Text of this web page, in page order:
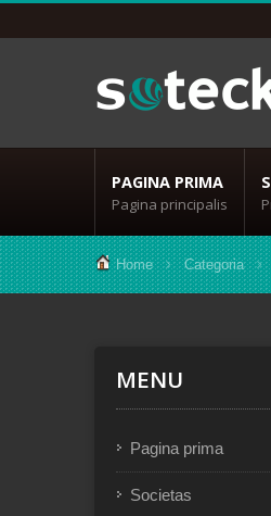
PAGINA PRIMA
Pagina principalis
Home Categoria
MENU
Pagina prima
Societas